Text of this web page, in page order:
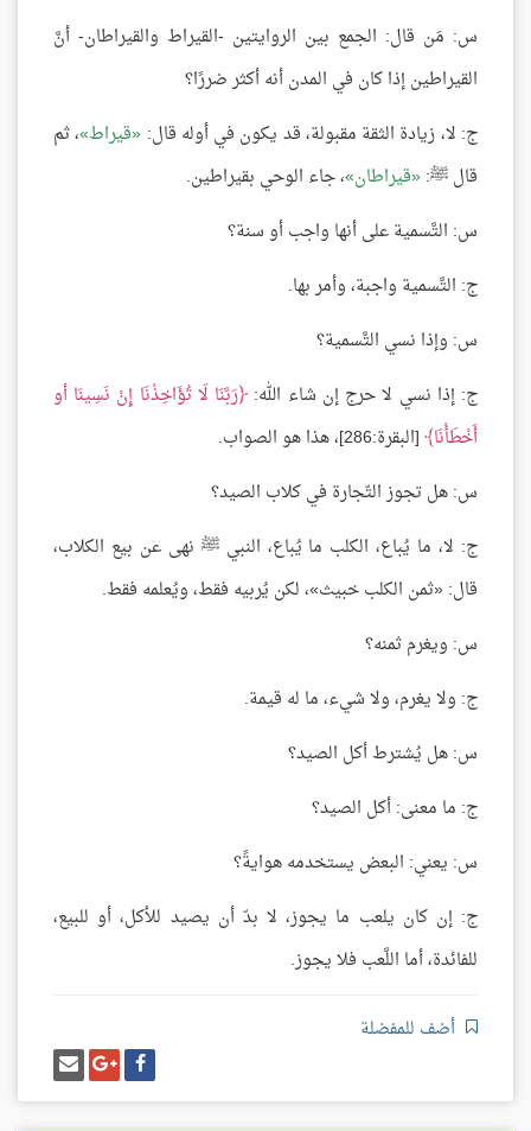
س: مَن قال: الجمع بين الروايتين -القيراط والقيراطان- أنَّ
القيراطين إذا كان في المدن أنه أكثر ضررًا؟
ج: لا، زيادة الثقة مقبولة، قد يكون في أوله قال: قيراط ، ثم
قال ﷺ: قيراطان ، جاء الوحي بقيراطين.
س: التَّسمية على أنها واجب أو سنة؟
ج: التَّسمية واجبة، وأمر بها.
س: وإذا نسي التَّسمية؟
ج: إذا نسي لا حرج إن شاء الله: رَبَّنَا لَا تُؤَاخِذْنَا إِنْ نَسِينَا أو
أَخْطَأْنَا [البقرة:286]، هذا هو الصواب.
س: هل تجوز التّجارة في كلاب الصيد؟
ج: لا، ما يُباع، الكلب ما يُباع، النبي ﷺ نهى عن بيع الكلاب،
قال: «ثمن الكلب خبيث»، لكن يُربيه فقط، ويُعلمه فقط.
س: ويغرم ثمنه؟
ج: ولا يغرم، ولا شيء، ما له قيمة.
س: هل يُشترط أكل الصيد؟
ج: ما معنى: أكل الصيد؟
س: يعني: البعض يستخدمه هوايةً؟
ج: إن كان يلعب ما يجوز، لا بدّ أن يصيد للأكل، أو للبيع،
للفائدة، أما اللَّعب فلا يجوز.
أضف للمفضلة
شارك
على
فيسبوك
شارك
على
غوغل
بلس
إرسل
إيميل